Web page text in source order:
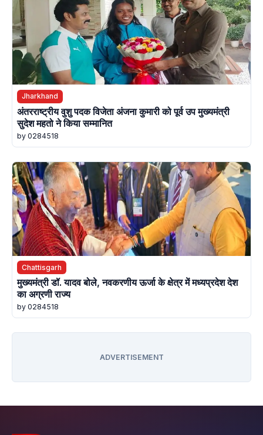
Jharkhand
अंतरराष्ट्रीय वुशु पदक विजेता अंजना कुमारी को पूर्व उप मुख्यमंत्री
सुदेश महतो ने किया सम्मानित
by 0284518
Chattisgarh
मुख्यमंत्री डॉ. यादव बोले, नवकरणीय ऊर्जा के क्षेत्र में मध्यप्रदेश देश
का अग्रणी राज्य
by 0284518
ADVERTISEMENT